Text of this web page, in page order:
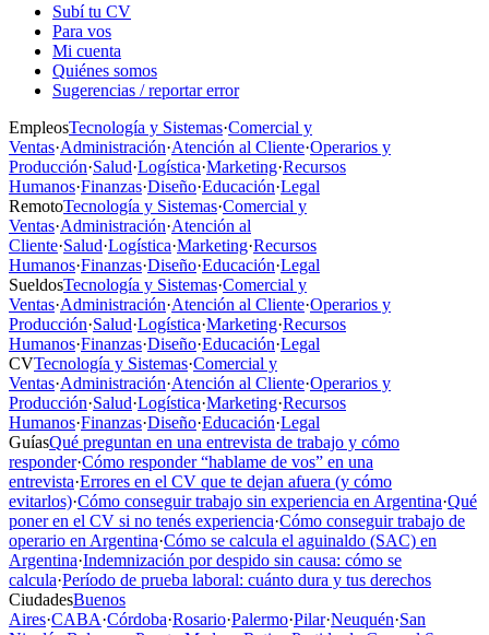
Subí tu CV
Para vos
Mi cuenta
Quiénes somos
Sugerencias / reportar error
EmpleosTecnología y Sistemas·Comercial y
Ventas·Administración·Atención al Cliente·Operarios y
Producción·Salud·Logística·Marketing·Recursos
Humanos·Finanzas·Diseño·Educación·Legal
RemotoTecnología y Sistemas·Comercial y
Ventas·Administración·Atención al
Cliente·Salud·Logística·Marketing·Recursos
Humanos·Finanzas·Diseño·Educación·Legal
SueldosTecnología y Sistemas·Comercial y
Ventas·Administración·Atención al Cliente·Operarios y
Producción·Salud·Logística·Marketing·Recursos
Humanos·Finanzas·Diseño·Educación·Legal
CVTecnología y Sistemas·Comercial y
Ventas·Administración·Atención al Cliente·Operarios y
Producción·Salud·Logística·Marketing·Recursos
Humanos·Finanzas·Diseño·Educación·Legal
GuíasQué preguntan en una entrevista de trabajo y cómo
responder·Cómo responder “hablame de vos” en una
entrevista·Errores en el CV que te dejan afuera (y cómo
evitarlos)·Cómo conseguir trabajo sin experiencia en Argentina·Qué
poner en el CV si no tenés experiencia·Cómo conseguir trabajo de
operario en Argentina·Cómo se calcula el aguinaldo (SAC) en
Argentina·Indemnización por despido sin causa: cómo se
calcula·Período de prueba laboral: cuánto dura y tus derechos
CiudadesBuenos
Aires·CABA·Córdoba·Rosario·Palermo·Pilar·Neuquén·San